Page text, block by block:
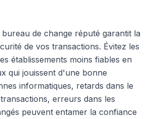
de change réputé garantit la
de vos transactions. Évitez les
établissements moins fiables en
qui jouissent d'une bonne
informatiques, retards dans le
erreurs dans les
peuvent entamer la confiance